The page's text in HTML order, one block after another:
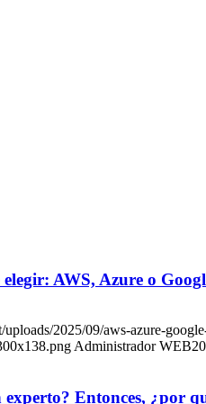
AWS, Azure o
2025/09/aws-azure-
Administrador WEB
Entonces, ¿por